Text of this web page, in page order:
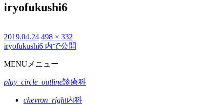
iryofukushi6
投
稿
2019.04.24 フ
ル
イ
498 × 332
投
稿
ナ
iryofukushi6 内で公開
MENU メニュー
play_circle_outline診療科
chevron_right内科